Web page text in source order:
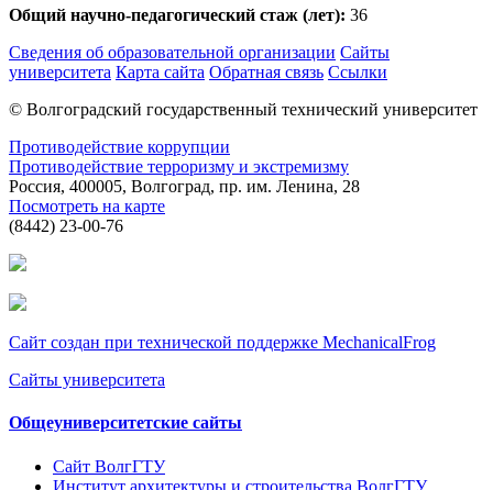
Общий научно-педагогический стаж (лет): 36
Сведения об образовательной организации Сайты
университета Карта сайта Обратная связь Ссылки
© Волгоградский государственный технический университет
Противодействие коррупции
Противодействие терроризму и экстремизму
Россия, 400005, Волгоград, пр. им. Ленина, 28
Посмотреть на карте
(8442) 23-00-76
Сайт создан при технической поддержке MechanicalFrog
Сайты университета
Общеуниверситетские сайты
Сайт ВолгГТУ
Институт архитектуры и строительства ВолгГТУ